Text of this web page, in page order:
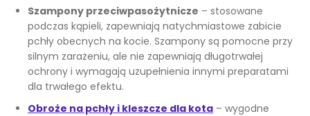
Szampony przeciwpasożytnicze – stosowane
podczas kąpieli, zapewniają natychmiastowe zabicie
pchły obecnych na kocie. Szampony są pomocne przy
silnym zarażeniu, ale nie zapewniają długotrwałej
ochrony i wymagają uzupełnienia innymi preparatami
dla trwałego efektu.
Obroże na pchły i kleszcze dla kota – wygodne